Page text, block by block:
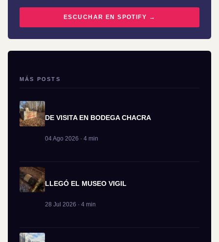
ESCUCHAR EN SPOTIFY →
MÁS POSTS
DE VISITA EN BODEGA CHACRA
04 Ago 2026 · 4 min
LLEGÓ EL MUSEO VIGIL
28 Jul 2026 · 4 min